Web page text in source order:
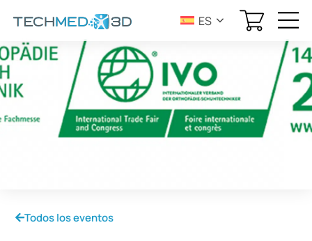
ES
Todos los eventos